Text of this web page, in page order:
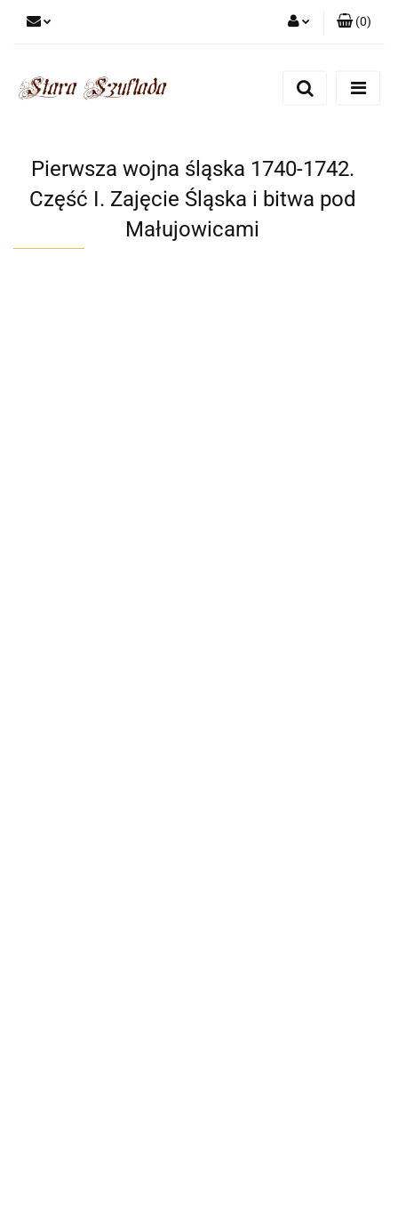
Zarejestruj się
(0)
Pierwsza wojna śląska 1740-1742.
Część I. Zajęcie Śląska i bitwa pod
Małujowicami